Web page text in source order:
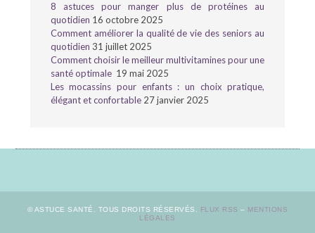
8 astuces pour manger plus de protéines au
quotidien 16 octobre 2025
Comment améliorer la qualité de vie des seniors au
quotidien 31 juillet 2025
Comment choisir le meilleur multivitamines pour une
santé optimale 19 mai 2025
Les mocassins pour enfants : un choix pratique,
élégant et confortable 27 janvier 2025
© ASTUCE SANTÉ. TOUS DROITS RÉSERVÉS. FLUX RSS – MENTIONS
LÉGALES